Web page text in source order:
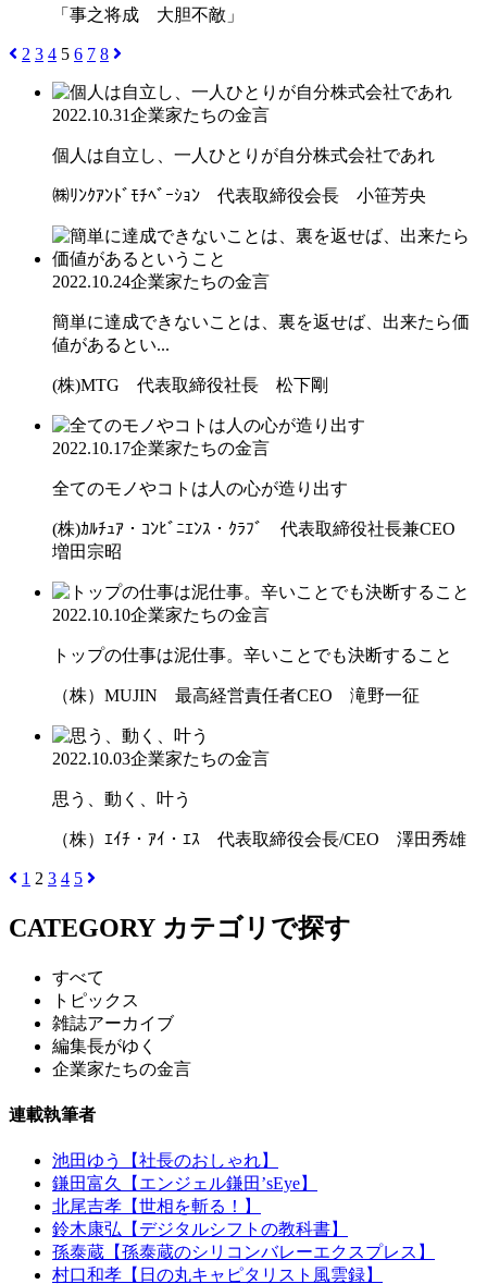
「事之将成 大胆不敵」
2 3 4 5 6 7 8
2022.10.31企業家たちの金言
個人は自立し、一人ひとりが自分株式会社であれ
㈱ﾘﾝｸｱﾝﾄﾞﾓﾁﾍﾞｰｼｮﾝ 代表取締役会長 小笹芳央
2022.10.24企業家たちの金言
簡単に達成できないことは、裏を返せば、出来たら価
値があるとい...
(株)MTG 代表取締役社長 松下剛
2022.10.17企業家たちの金言
全てのモノやコトは人の心が造り出す
(株)ｶﾙﾁｭｱ・ｺﾝﾋﾞﾆｴﾝｽ・ｸﾗﾌﾞ 代表取締役社長兼CEO
増田宗昭
2022.10.10企業家たちの金言
トップの仕事は泥仕事。辛いことでも決断すること
（株）MUJIN 最高経営責任者CEO 滝野一征
2022.10.03企業家たちの金言
思う、動く、叶う
（株）ｴｲﾁ・ｱｲ・ｴｽ 代表取締役会長/CEO 澤田秀雄
1 2 3 4 5
CATEGORY カテゴリで探す
すべて
トピックス
雑誌アーカイブ
編集長がゆく
企業家たちの金言
連載執筆者
池田ゆう【社長のおしゃれ】
鎌田富久【エンジェル鎌田’sEye】
北尾吉孝【世相を斬る！】
鈴木康弘【デジタルシフトの教科書】
孫泰蔵【孫泰蔵のシリコンバレーエクスプレス】
村口和孝【日の丸キャピタリスト風雲録】